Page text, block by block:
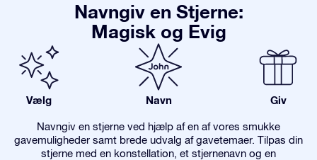
Navngiv en Stjerne:
Magisk og Evig
Vælg Navn Giv
Navngiv en stjerne ved hjælp af en af vores smukke
gavemuligheder samt brede udvalg af gavetemaer. Tilpas din
stjerne med en konstellation, et stjernenavn og en